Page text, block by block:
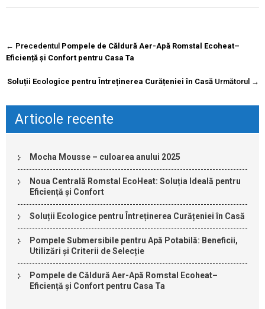
Navigare
postare
← Precedentul Pompele de Căldură Aer-Apă Romstal Ecoheat–
Eficiență și Confort pentru Casa Ta
Soluții Ecologice pentru Întreținerea Curățeniei în Casă Următorul →
Articole recente
Mocha Mousse – culoarea anului 2025
Noua Centrală Romstal EcoHeat: Soluția Ideală pentru
Eficiență și Confort
Soluții Ecologice pentru Întreținerea Curățeniei în Casă
Pompele Submersibile pentru Apă Potabilă: Beneficii,
Utilizări și Criterii de Selecție
Pompele de Căldură Aer-Apă Romstal Ecoheat–
Eficiență și Confort pentru Casa Ta